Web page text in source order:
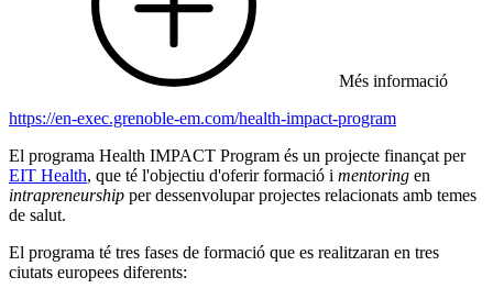
Més informació
https://en-exec.grenoble-em.com/health-impact-program
El programa Health IMPACT Program és un projecte finançat per
EIT Health, que té l'objectiu d'oferir formació i mentoring en
intrapreneurship per dessenvolupar projectes relacionats amb temes
de salut.
El programa té tres fases de formació que es realitzaran en tres
ciutats europees diferents: